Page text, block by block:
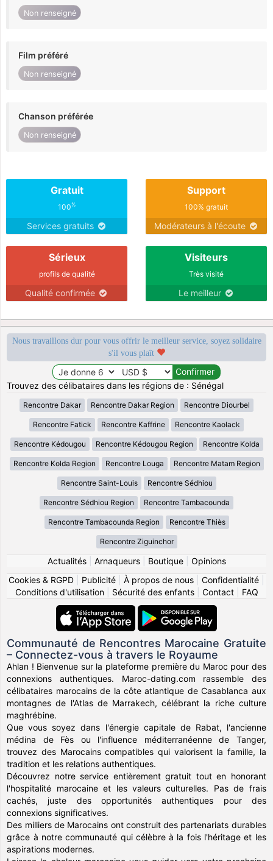
Non renseigné
Film préféré
Non renseigné
Chanson préférée
Non renseigné
Gratuit
100%
Services gratuits
Support
100% gratuit
Modérateurs à l'écoute
Sérieux
profils de qualité
Qualité confirmée
Visiteurs
Très visité
Le meilleur
Nous travaillons dur pour vous offrir le meilleur service, soyez solidaire
s'il vous plaît
Trouvez des célibataires dans les régions de : Sénégal
Rencontre Dakar Rencontre Dakar Region Rencontre Diourbel
Rencontre Fatick Rencontre Kaffrine Rencontre Kaolack
Rencontre Kédougou Rencontre Kédougou Region Rencontre Kolda
Rencontre Kolda Region Rencontre Louga Rencontre Matam Region
Rencontre Saint-Louis Rencontre Sédhiou
Rencontre Sédhiou Region Rencontre Tambacounda
Rencontre Tambacounda Region Rencontre Thiès
Rencontre Ziguinchor
Actualités| Arnaqueurs| Boutique| Opinions
Cookies & RGPD
Publicité À propos de nous Confidentialité
Conditions d'utilisation| Sécurité des enfants| Contact| FAQ
Communauté de Rencontres Marocaine Gratuite
– Connectez-vous à travers le Royaume
Ahlan ! Bienvenue sur la plateforme première du Maroc pour des
connexions authentiques. Maroc-dating.com rassemble des
célibataires marocains de la côte atlantique de Casablanca aux
montagnes de l'Atlas de Marrakech, célébrant la riche culture
maghrébine.
Que vous soyez dans l'énergie capitale de Rabat, l'ancienne
médina de Fès ou l'influence méditerranéenne de Tanger,
trouvez des Marocains compatibles qui valorisent la famille, la
tradition et les relations authentiques.
Découvrez notre service entièrement gratuit tout en honorant
l'hospitalité marocaine et les valeurs culturelles. Pas de frais
cachés, juste des opportunités authentiques pour des
connexions significatives.
Des milliers de Marocains ont construit des partenariats durables
grâce à notre communauté qui célèbre à la fois l'héritage et les
aspirations modernes.